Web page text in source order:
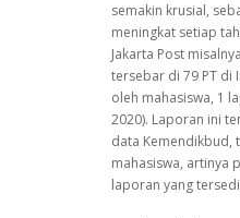
semakin krusial,
meningkat setiap
Jakarta Post
tersebar di 79 PT di
oleh mahasiswa, 1
2020). Laporan ini
data Kemendikbud,
mahasiswa, artinya
laporan yang